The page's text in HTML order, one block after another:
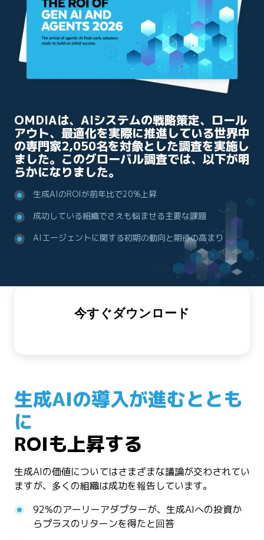
OMDIAは、AIシステムの戦略策定、ロール
アウト、最適化を実際に推進している世界中
の専門家2,050名を対象とした調査を実施し
ました。このグローバル調査では、以下が明
らかになりました。
生成AIのROIが前年比で20%上昇
成功している組織でさえも悩ませる主要な課題
AIエージェントに関する初期の動向と期待の高まり
生成AIの導入が進むととも
に
ROIも上昇する
生成AIの価値についてはさまざまな議論が交わされてい
ますが、多くの組織は成功を報告しています。
92%のアーリーアダプターが、生成AIへの投資か
らプラスのリターンを得たと回答
今すぐダウンロード